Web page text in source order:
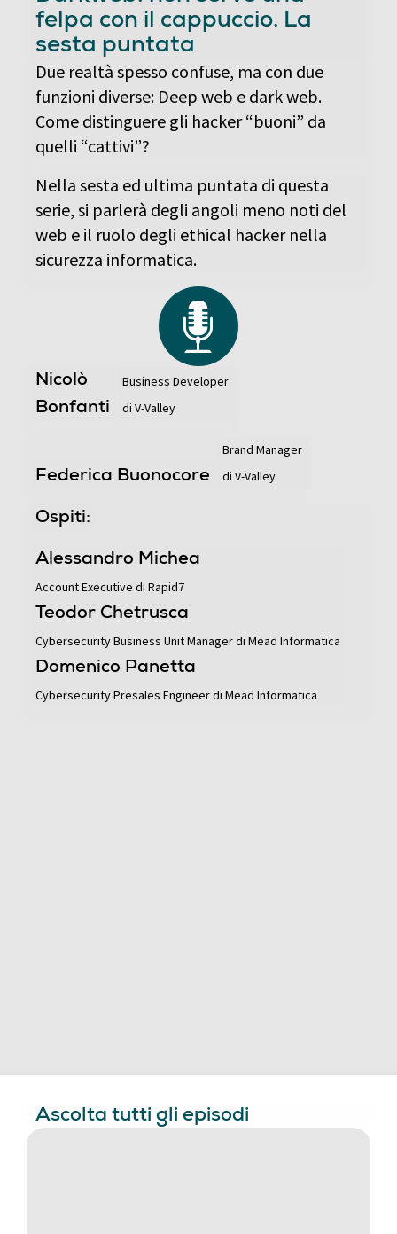
felpa con il cappuccio. La
sesta puntata
Due realtà spesso confuse, ma con due
funzioni diverse: Deep web e dark web.
Come distinguere gli hacker “buoni” da
quelli “cattivi”?
Nella sesta ed ultima puntata di questa
serie, si parlerà degli angoli meno noti del
web e il ruolo degli ethical hacker nella
sicurezza informatica.
Nicolò
Bonfanti
Business Developer
di V-Valley
Federica Buonocore
Brand Manager
di V-Valley
Ospiti:
Alessandro Michea
Account Executive di Rapid7
Teodor Chetrusca
Cybersecurity Business Unit Manager di Mead Informatica
Domenico Panetta
Cybersecurity Presales Engineer di Mead Informatica
Ascolta tutti gli episodi